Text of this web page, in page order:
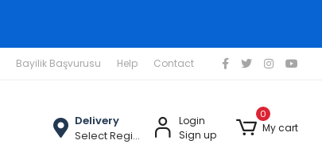
Bayilik Başvurusu Help Contact
Delivery
Select Region
Login
Sign up
0
My cart